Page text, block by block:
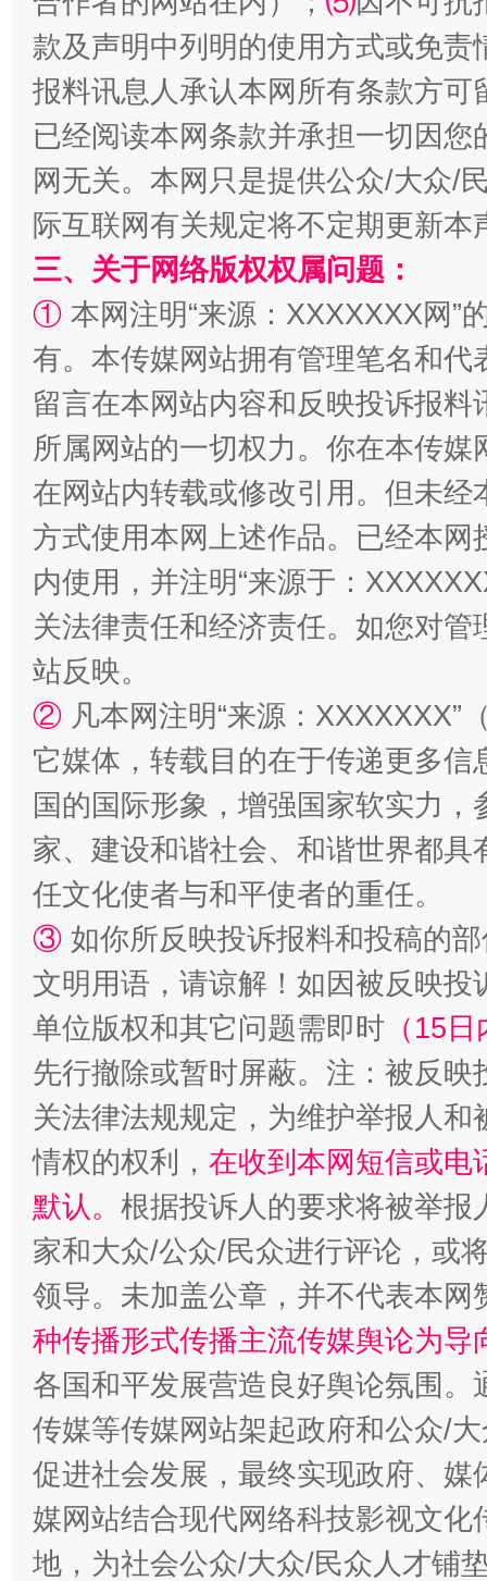
款及声明中列明的使用方式或免责
报料讯息人承认本网所有条款方
已经阅读本网条款并承担一切因
网无关。本网只是提供公众/大众/
际互联网有关规定将不定期更新本
三、关于网络版权权属问题：
① 本网注明“来源：XXXXXXX网”
有。本传媒网站拥有管理笔名和
留言在本网站内容和反映投诉报
所属网站的一切权力。你在本传
在网站内转载或修改引用。但未
方式使用本网上述作品。已经本
内使用，并注明“来源于：
关法律责任和经济责任。如您对
站反映。
② 凡本网注明“来源：
它媒体，转载目的在于传递更多
国的国际形象，增强国家软实力
家、建设和谐社会、和谐世界都
任文化使者与和平使者的重任。
③ 如你所反映投诉报料和投稿的
文明用语，请谅解！如因被反映
单位版权和其它问题需即时 （15
先行撤除或暂时屏蔽。注：被反
关法律法规规定，为维护举报人
情权的权利， 在收到本网短信或电
默认。 根据投诉人的要求将被举
家和大众/公众/民众进行评论，或
领导。未加盖公章，并不代表本
种传播形式传播主流传媒舆论为导
各国和平发展营造良好舆论氛围
传媒等传媒网站架起政府和公众/
促进社会发展，最终实现政府、
媒网站结合现代网络科技影视文
地，为社会公众/大众/民众人才铺